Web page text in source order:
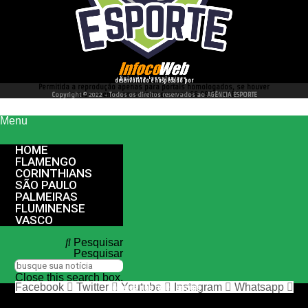
desenvolvido e hospedado por
Permitida a reprodução apenas para portais homologados, se houver
interesse entre em contato conosco 66 99977 4262
Copyright © 2022 - Todos os direitos reservados ao AGÊNCIA ESPORTE
Menu
HOME
FLAMENGO
CORINTHIANS
SÃO PAULO
PALMEIRAS
FLUMINENSE
VASCO
Pesquisar
Pesquisar
Close this search box.
nos siga nas redes sociais
Facebook Twitter Youtube Instagram Whatsapp